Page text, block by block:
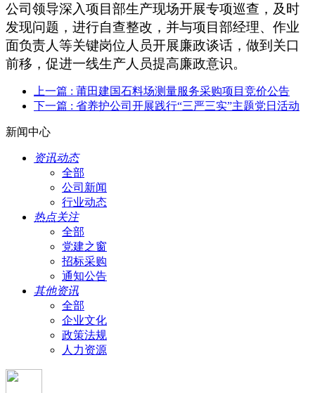
公司领导深入项目部生产现场开展专项巡查，及时
发现问题，进行自查整改，并与项目部经理、作业
面负责人等关键岗位人员开展廉政谈话，做到关口
前移，促进一线生产人员提高廉政意识。
上一篇 : 莆田建国石料场测量服务采购项目竞价公告
下一篇 : 省养护公司开展践行“三严三实”主题党日活动
新闻中心
资讯动态
全部
公司新闻
行业动态
热点关注
全部
党建之窗
招标采购
通知公告
其他资讯
全部
企业文化
政策法规
人力资源